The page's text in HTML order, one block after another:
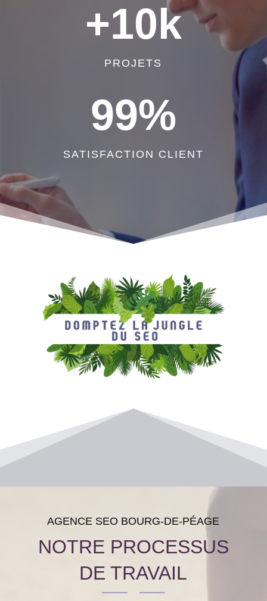
+10k
PROJETS
99%
SATISFACTION CLIENT
AGENCE SEO BOURG-DE-PÉAGE
NOTRE PROCESSUS
DE TRAVAIL